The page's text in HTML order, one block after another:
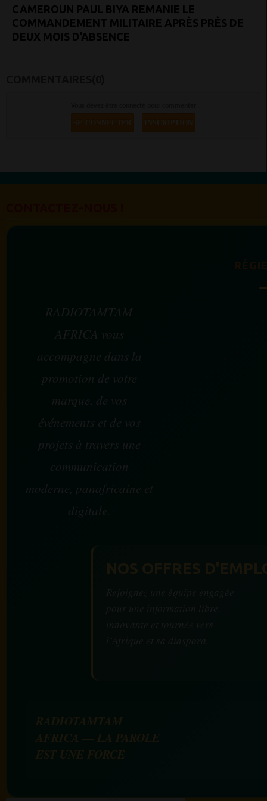
CAMEROUN PAUL BIYA REMANIE LE
COMMANDEMENT MILITAIRE APRÈS PRÈS DE
DEUX MOIS D’ABSENCE
SE CONNECTER INSCRIPTION
RADIOTAMTAM
AFRICA vous
accompagne dans la
promotion de votre
marque, de vos
événements et de vos
projets à travers une
communication
moderne, panafricaine et
digitale.